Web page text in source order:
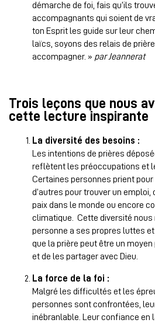
démarche de foi, fais qu’ils
accompagnants qui soient de
ton Esprit les guide sur leur
laïcs, soyons des relais de
accompagner. » par Jeannerat
Trois leçons que nous
cette lecture inspirante
La diversité des besoins :
Les intentions de prières
reflètent les préoccupations et
Certaines personnes prient pour
d’autres pour trouver un emploi,
paix dans le monde ou encore
climatique. Cette diversité nous
personne a ses propres luttes
que la prière peut être un
et de les partager avec Dieu.
La force de la foi :
Malgré les difficultés et les
personnes sont confrontées,
inébranlable. Leur confiance en